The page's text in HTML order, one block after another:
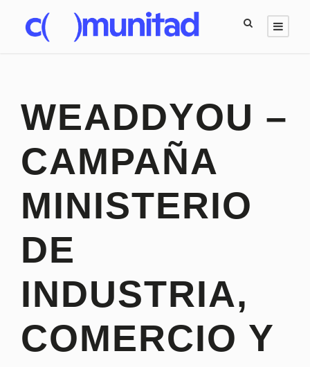
WEADDYOU –
CAMPAÑA
MINISTERIO
DE
INDUSTRIA,
COMERCIO Y